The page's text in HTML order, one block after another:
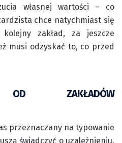
własnej wartości – co
chce natychmiast się
zakład, za jeszcze
musi odzyskać to, co przed
OD ZAKŁADÓW
przeznaczany na typowanie
świadczyć o uzależnieniu.